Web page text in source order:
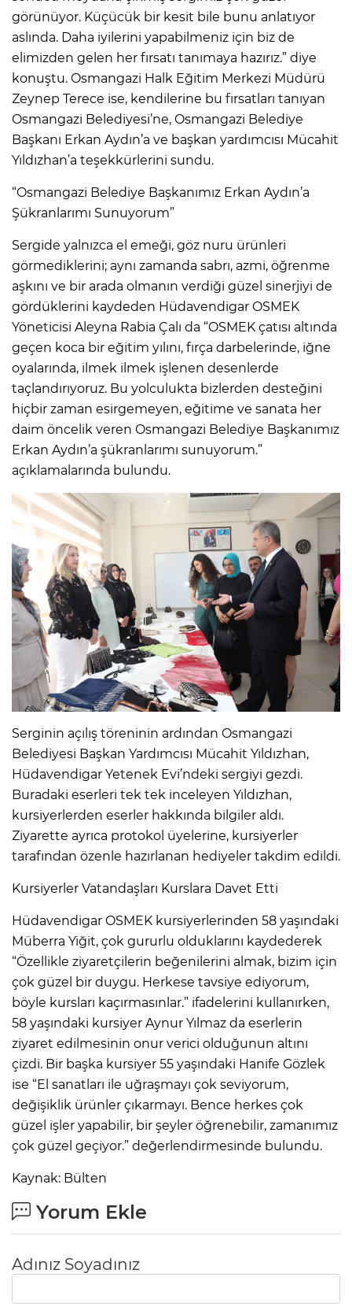
görünüyor. Küçücük bir kesit bile bunu anlatıyor
aslında. Daha iyilerini yapabilmeniz için biz de
elimizden gelen her fırsatı tanımaya hazırız.” diye
konuştu. Osmangazi Halk Eğitim Merkezi Müdürü
Zeynep Terece ise, kendilerine bu fırsatları tanıyan
Osmangazi Belediyesi’ne, Osmangazi Belediye
Başkanı Erkan Aydın’a ve başkan yardımcısı Mücahit
Yıldızhan’a teşekkürlerini sundu.
“Osmangazi Belediye Başkanımız Erkan Aydın’a
Şükranlarımı Sunuyorum”
Sergide yalnızca el emeği, göz nuru ürünleri
görmediklerini; aynı zamanda sabrı, azmi, öğrenme
aşkını ve bir arada olmanın verdiği güzel sinerjiyi de
gördüklerini kaydeden Hüdavendigar OSMEK
Yöneticisi Aleyna Rabia Çalı da “OSMEK çatısı altında
geçen koca bir eğitim yılını, fırça darbelerinde, iğne
oyalarında, ilmek ilmek işlenen desenlerde
taçlandırıyoruz. Bu yolculukta bizlerden desteğini
hiçbir zaman esirgemeyen, eğitime ve sanata her
daim öncelik veren Osmangazi Belediye Başkanımız
Erkan Aydın’a şükranlarımı sunuyorum.”
açıklamalarında bulundu.
Serginin açılış töreninin ardından Osmangazi
Belediyesi Başkan Yardımcısı Mücahit Yıldızhan,
Hüdavendigar Yetenek Evi’ndeki sergiyi gezdi.
Buradaki eserleri tek tek inceleyen Yıldızhan,
kursiyerlerden eserler hakkında bilgiler aldı.
Ziyarette ayrıca protokol üyelerine, kursiyerler
tarafından özenle hazırlanan hediyeler takdim edildi.
Kursiyerler Vatandaşları Kurslara Davet Etti
Hüdavendigar OSMEK kursiyerlerinden 58 yaşındaki
Müberra Yiğit, çok gururlu olduklarını kaydederek
“Özellikle ziyaretçilerin beğenilerini almak, bizim için
çok güzel bir duygu. Herkese tavsiye ediyorum,
böyle kursları kaçırmasınlar.” ifadelerini kullanırken,
58 yaşındaki kursiyer Aynur Yılmaz da eserlerin
ziyaret edilmesinin onur verici olduğunun altını
çizdi. Bir başka kursiyer 55 yaşındaki Hanife Gözlek
ise “El sanatları ile uğraşmayı çok seviyorum,
değişiklik ürünler çıkarmayı. Bence herkes çok
güzel işler yapabilir, bir şeyler öğrenebilir, zamanımız
çok güzel geçiyor.” değerlendirmesinde bulundu.
Kaynak: Bülten
Yorum Ekle
Adınız Soyadınız